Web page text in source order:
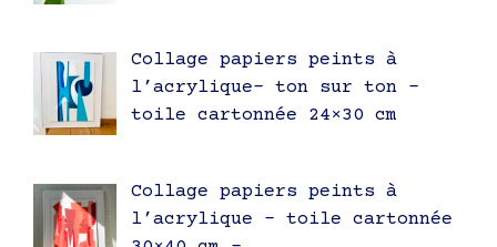
Collage papiers peints à
l’acrylique- ton sur ton –
toile cartonnée 24×30 cm
Collage papiers peints à
l’acrylique – toile cartonnée